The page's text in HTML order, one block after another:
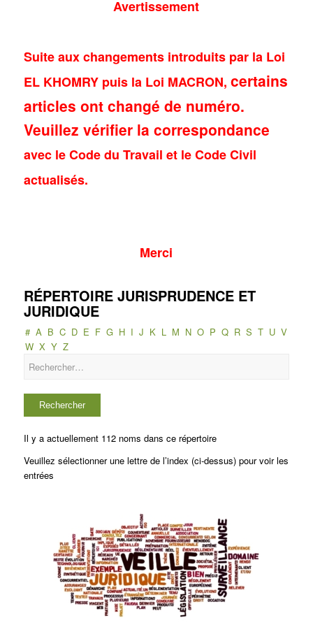
Avertissement
Suite aux changements introduits par la Loi
EL KHOMRY puis la Loi MACRON, certains
articles ont changé de numéro.
Veuillez vérifier la correspondance
avec le Code du Travail et le Code Civil
actualisés.
Merci
RÉPERTOIRE JURISPRUDENCE ET
JURIDIQUE
# A B C D E F G H I J K L M N O P Q R S T U V
W X Y Z
Il y a actuellement 112 noms dans ce répertoire
Veuillez sélectionner une lettre de l’index (ci-dessus) pour voir les
entrées